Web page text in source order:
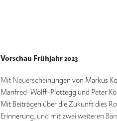
Vorschau Frühjahr 2023
Mit Neuerscheinungen von Markus
Manfred-Wolff-Plottegg und Peter
Mit Beiträgen über die Zukunft dies
Erinnerung, und mit zwei weiteren